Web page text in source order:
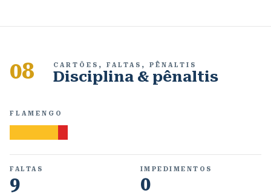
08 CARTÕES, FALTAS, PÊNALTIS
Disciplina & pênaltis
FLAMENGO
FALTAS
9
IMPEDIMENTOS
0